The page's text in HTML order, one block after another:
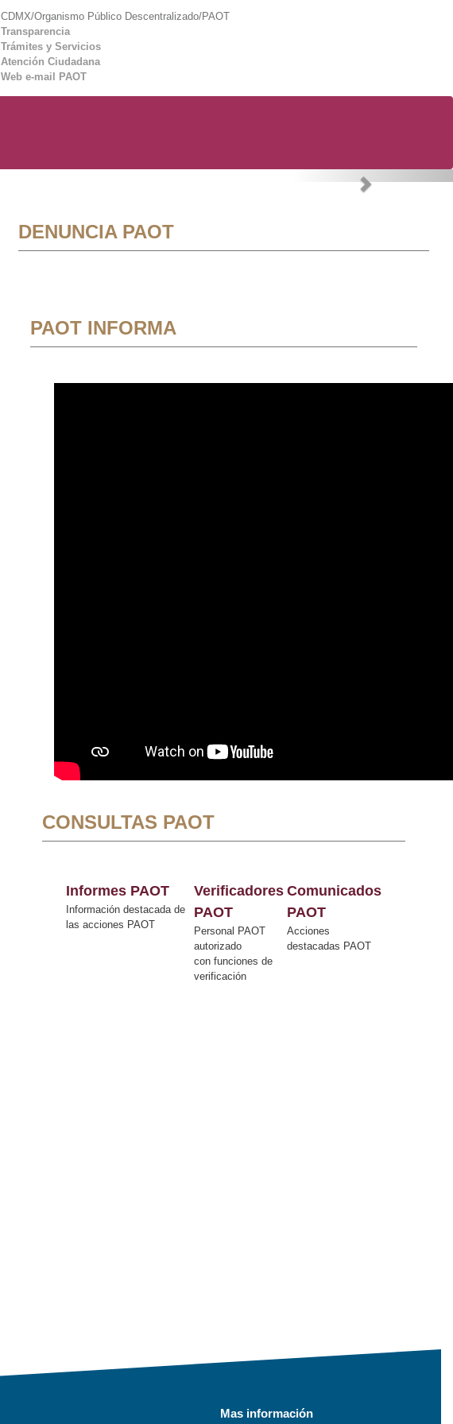
CDMX/Organismo Público Descentralizado/PAOT
Transparencia
Trámites y Servicios
Atención Ciudadana
Web e-mail PAOT
Next
DENUNCIA PAOT
PAOT INFORMA
CONSULTAS PAOT
Informes PAOT
Información destacada de
las acciones PAOT
Verificadores
PAOT
Personal PAOT
autorizado
con funciones de
verificación
Comunicados
PAOT
Acciones
destacadas PAOT
Mas información